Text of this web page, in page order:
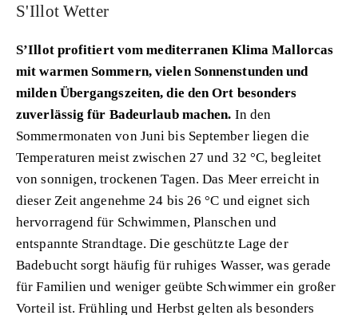
S'Illot Wetter
S’Illot profitiert vom mediterranen Klima Mallorcas
mit warmen Sommern, vielen Sonnenstunden und
milden Übergangszeiten, die den Ort besonders
zuverlässig für Badeurlaub machen. In den
Sommermonaten von Juni bis September liegen die
Temperaturen meist zwischen 27 und 32 °C, begleitet
von sonnigen, trockenen Tagen. Das Meer erreicht in
dieser Zeit angenehme 24 bis 26 °C und eignet sich
hervorragend für Schwimmen, Planschen und
entspannte Strandtage. Die geschützte Lage der
Badebucht sorgt häufig für ruhiges Wasser, was gerade
für Familien und weniger geübte Schwimmer ein großer
Vorteil ist. Frühling und Herbst gelten als besonders